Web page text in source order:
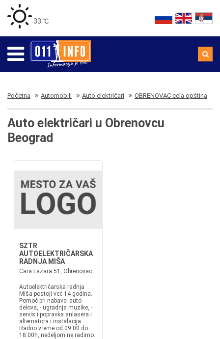
33 ℃
Početna Automobili Auto električari OBRENOVAC cela opština
Auto električari u Obrenovcu
Beograd
SZTR
AUTOELEKTRIČARSKA
RADNJA MIŠA
Cara Lazara 51, Obrenovac
Autoelektričarska radnja
Miša postoji već 14 godina.
Pomoć pri nabavci auto
delova, - ugradnja muzike, -
servis i popravka anlasera i
alternatora i instalacija.
Radno vreme od 09:00 do
18:00h, nedeljom ne radimo.